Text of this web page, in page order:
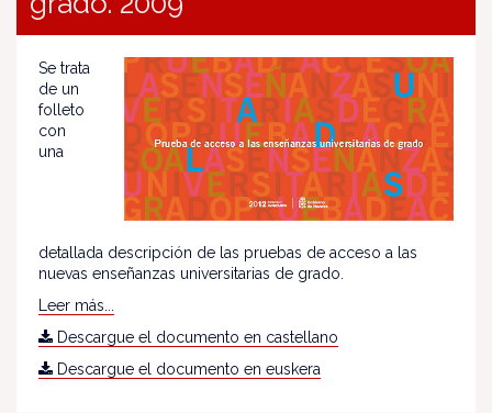
Se trata
de un
folleto
con
una
detallada descripción de las pruebas de acceso a las
nuevas enseñanzas universitarias de grado.
Leer más...
Descargue el documento en castellano
Descargue el documento en euskera